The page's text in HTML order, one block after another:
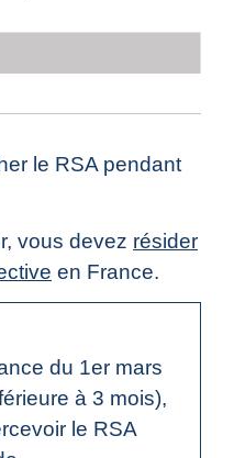
le RSA pendant
vous devez résider
en France.
du 1er mars
à 3 mois),
le RSA